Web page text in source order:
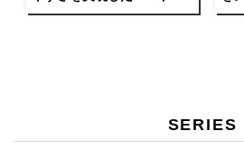
アゼル ジーンズ」がデビュ
バ
SERIES